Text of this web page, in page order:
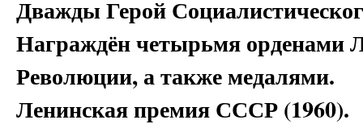
Дважды Герой
Награждён четырьмя орденами
Революции, а также медалями.
Ленинская премия СССР (1960).